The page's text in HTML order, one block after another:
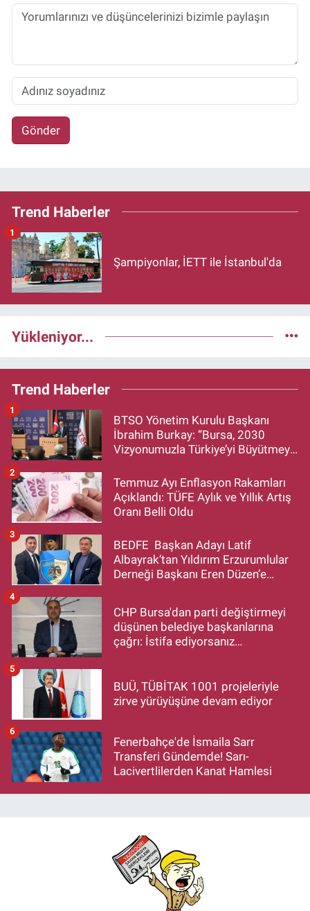
Gönder
Trend Haberler
Şampiyonlar, İETT ile İstanbul'da
1
Yükleniyor...
Trend Haberler
BTSO Yönetim Kurulu Başkanı
İbrahim Burkay: “Bursa, 2030
Vizyonumuzla Türkiye’yi Büyütmeye
1
Temmuz Ayı Enflasyon Rakamları
Açıklandı: TÜFE Aylık ve Yıllık Artış
Oranı Belli Oldu
2
BEDFE Başkan Adayı Latif
Albayrak’tan Yıldırım Erzurumlular
Derneği Başkanı Eren Düzen’e
3
CHP Bursa'dan parti değiştirmeyi
düşünen belediye başkanlarına
çağrı: İstifa ediyorsanız
4
BUÜ, TÜBİTAK 1001 projeleriyle
zirve yürüyüşüne devam ediyor
5
Fenerbahçe'de İsmaila Sarr
Transferi Gündemde! Sarı-
Lacivertlilerden Kanat Hamlesi
6